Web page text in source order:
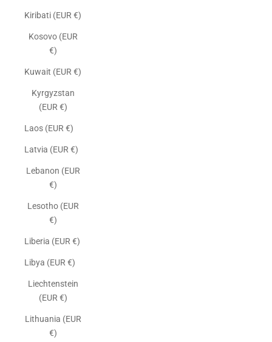
Kiribati (EUR €)
Kosovo (EUR
€)
Kuwait (EUR €)
Kyrgyzstan
(EUR €)
Laos (EUR €)
Latvia (EUR €)
Lebanon (EUR
€)
Lesotho (EUR
€)
Liberia (EUR €)
Libya (EUR €)
Liechtenstein
(EUR €)
Lithuania (EUR
€)